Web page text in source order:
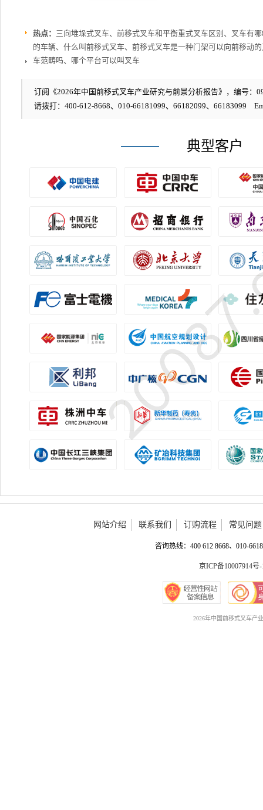
热点： 三向堆垛式叉车、前移式叉车和平衡重式叉车区别、叉车有
的车辆、什么叫前移式叉车、前移式叉车是一种门架可以向前移动
车范畴吗、哪个平台可以叫叉车
订阅《2026年中国前移式叉车产业研究与前景分析报告》，编号：
请拨打：400-612-8668、010-66181099、66182099、66183099
典型客户
网站介绍 联系我们 订购流程 常见问题
咨询热线：400 612 8668、010-
京ICP备10007914号-
2026年中国前移式叉车产